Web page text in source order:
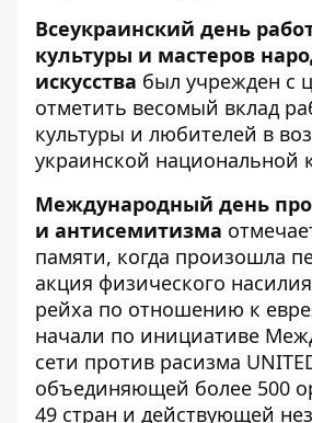
Всеукраинский день
культуры и мастеров
искусства был учрежден с
отметить весомый вклад
культуры и любителей в
украинской национальной
Международный день
и антисемитизма
памяти, когда произошла
акция физического
рейха по отношению к
начали по инициативе
сети против расизма
объединяющей более 500
49 стран и действующей